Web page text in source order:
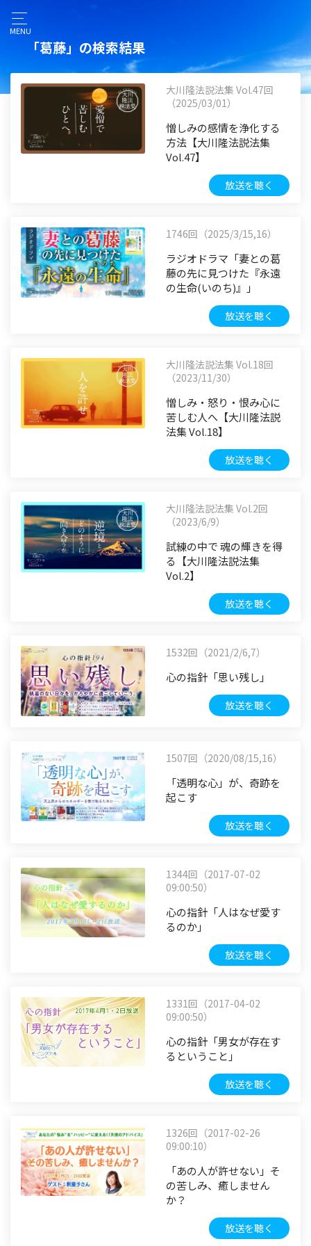
MENU
「葛藤」の検索結果
大川隆法説法集 Vol.47回
（2025/03/01）
憎しみの感情を浄化する
方法【大川隆法説法集
Vol.47】
放送を聴く
1746回（2025/3/15,16）
ラジオドラマ「妻との葛
藤の先に見つけた『永遠
の生命(いのち)』」
放送を聴く
大川隆法説法集 Vol.18回
（2023/11/30）
憎しみ・怒り・恨み心に
苦しむ人へ【大川隆法説
法集 Vol.18】
放送を聴く
大川隆法説法集 Vol.2回
（2023/6/9）
試練の中で 魂の輝きを得
る【大川隆法説法集
Vol.2】
放送を聴く
1532回（2021/2/6,7）
心の指針「思い残し」
放送を聴く
1507回（2020/08/15,16）
「透明な心」が、奇跡を
起こす
放送を聴く
1344回（2017-07-02
09:00:50）
心の指針「人はなぜ愛す
るのか」
放送を聴く
1331回（2017-04-02
09:00:50）
心の指針「男女が存在す
るということ」
放送を聴く
1326回（2017-02-26
09:00:10）
「あの人が許せない」そ
の苦しみ、癒しません
か？
放送を聴く